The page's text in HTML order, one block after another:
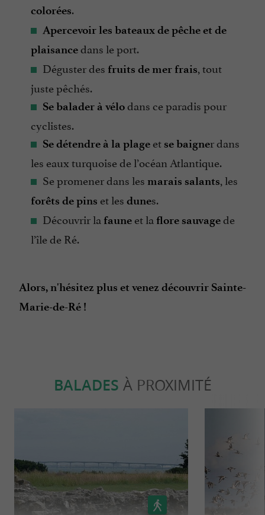
colorées.
Apercevoir les bateaux de pêche et de
plaisancedans le port.
Déguster des fruits de mer frais, tout
juste pêchés.
Se balader à vélodans ce paradis pour
cyclistes.
Se détendre à la plage et se baigner dans
les eaux turquoise de l’océan Atlantique.
Se promener dans les marais salants, les
forêts de pins et les dunes.
Découvrir la faune et la flore sauvagede
l’île de Ré.
Alors, n'hésitez plus et venez découvrir Sainte-
Marie-de-Ré !
BALADES À PROXIMITÉ